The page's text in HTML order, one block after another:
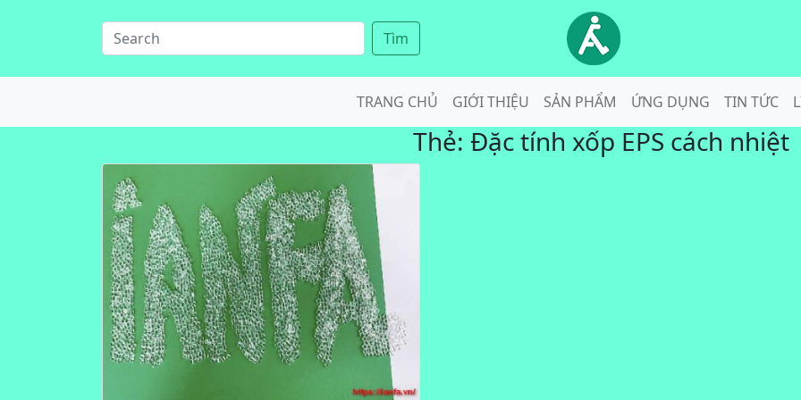
Tìm
TRANG CHỦ GIỚI THIỆU SẢN PHẨM ỨNG DỤNG TIN TỨC
Thẻ: Đặc tính xốp EPS cách nhiệt